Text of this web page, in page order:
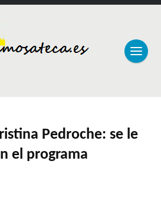
Pedroche: se le
el programa